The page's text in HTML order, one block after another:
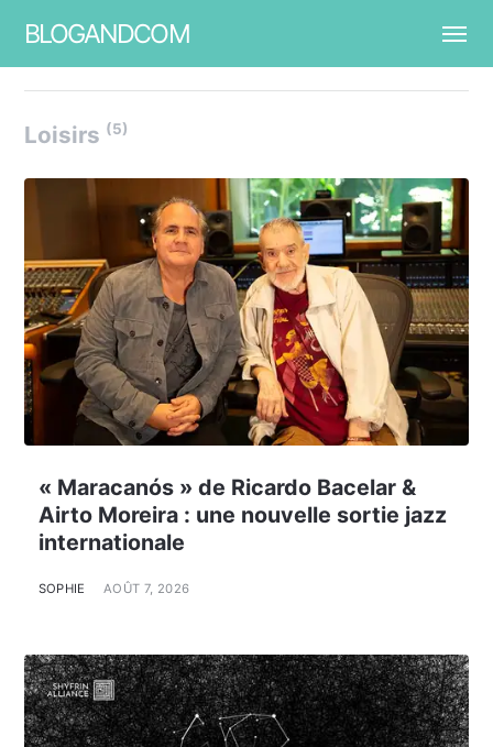
BLOGANDCOM
Loisirs (5)
« Maracanós » de Ricardo Bacelar &
Airto Moreira : une nouvelle sortie jazz
internationale
SOPHIE AOÛT 7, 2026